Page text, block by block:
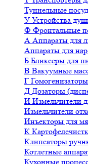
Туннельные
У Устройства
Ф Фронтальные
А Аппараты для
Аппараты для
Б Бликсеры для
В Вакуумные
Г Гомогенизаторы
Д Дозаторы
И Измельчители
Измельчители
Инъекторы для
К
Клипсаторы
Котлетные
Кухонные